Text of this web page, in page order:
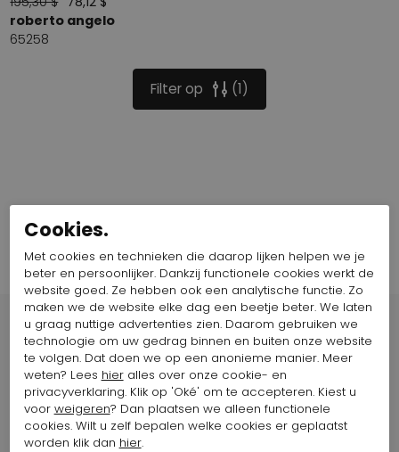
roberto angelo
65258
Filter op 1
Winkels
Arnhem
Cookies.
Met cookies en technieken die daarop lijken helpen we je
beter en persoonlijker. Dankzij functionele cookies werkt de
website goed. Ze hebben ook een analytische functie. Zo
maken we de website elke dag een beetje beter. We laten
u graag nuttige advertenties zien. Daarom gebruiken we
technologie om uw gedrag binnen en buiten onze website
te volgen. Dat doen we op een anonieme manier. Meer
weten? Lees hieralles over onze cookie- en
privacyverklaring. Klik op 'Oké' om te accepteren. Kiest u
voor weigeren? Dan plaatsen we alleen functionele
cookies. Wilt u zelf bepalen welke cookies er geplaatst
worden klik dan hier.